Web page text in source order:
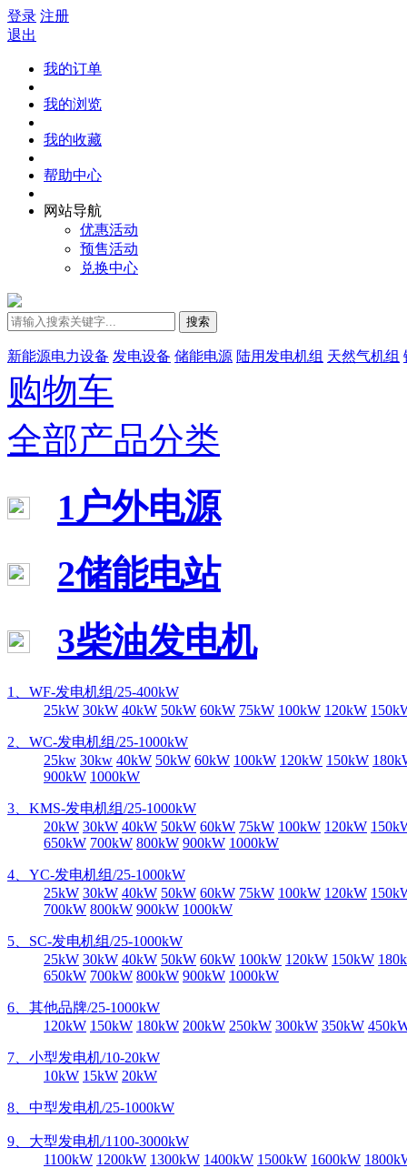
登录 注册
退出
我的订单
我的浏览
我的收藏
帮助中心
网站导航
优惠活动
预售活动
兑换中心
搜索
新能源电力设备 发电设备 储能电源 陆用发电机组 天然气机组
购物车
全部产品分类
1户外电源
2储能电站
3柴油发电机
1、WF-发电机组/25-400kW
25kW 30kW 40kW 50kW 60kW 75kW 100kW 120kW
2、WC-发电机组/25-1000kW
25kw 30kw 40kW 50kW 60kW 100kW 120kW 150kW
900kW 1000kW
3、KMS-发电机组/25-1000kW
20kW 30kW 40kW 50kW 60kW 75kW 100kW 120kW
650kW 700kW 800kW 900kW 1000kW
4、YC-发电机组/25-1000kW
25kW 30kW 40kW 50kW 60kW 75kW 100kW 120kW
700kW 800kW 900kW 1000kW
5、SC-发电机组/25-1000kW
25kW 30kW 40kW 50kW 60kW 100kW 120kW 150kW
650kW 700kW 800kW 900kW 1000kW
6、其他品牌/25-1000kW
120kW 150kW 180kW 200kW 250kW 300kW 350kW
7、小型发电机/10-20kW
10kW 15kW 20kW
8、中型发电机/25-1000kW
9、大型发电机/1100-3000kW
1100kW 1200kW 1300kW 1400kW 1500kW 1600kW